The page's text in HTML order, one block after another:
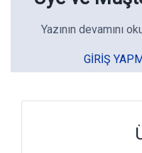
Yazının devamını
GIRIŞ